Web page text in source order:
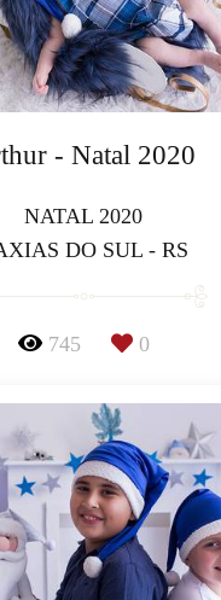
- Natal 2020
NATAL 2020
DO SUL - RS
745 0